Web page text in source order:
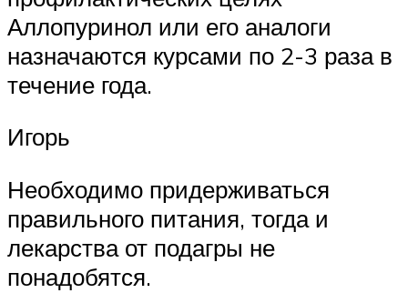
Аллопуринол или его аналоги
назначаются курсами по 2-3 раза в
течение года.
Игорь
Необходимо придерживаться
правильного питания, тогда и
лекарства от подагры не
понадобятся.